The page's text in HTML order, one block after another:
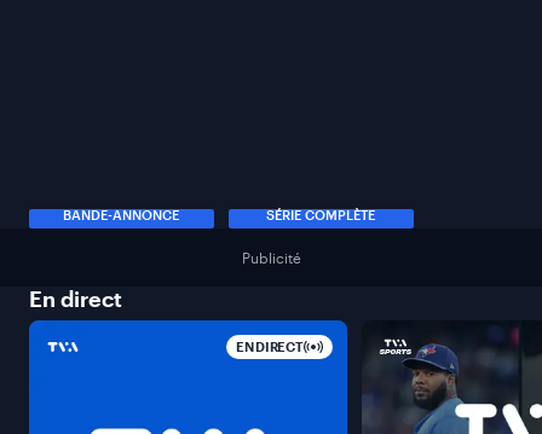
BANDE-ANNONCE SÉRIE COMPLÈTE
Publicité
En direct
EN DIRECT